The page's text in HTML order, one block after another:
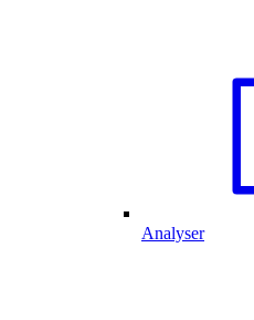
Analyser